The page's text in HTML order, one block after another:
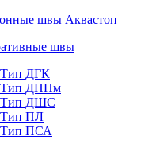
швы Аквастоп
швы
Тип ДГК
Тип ДППм
Тип ДШС
Тип ПЛ
Тип ПСА